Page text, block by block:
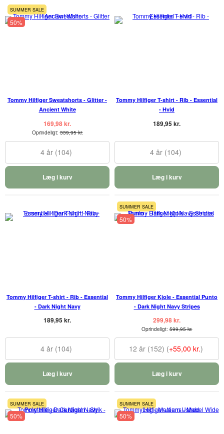
SUMMER SALE
50%
Tommy Hilfiger Sweatshorts - Glitter -
Ancient White
169,98 kr.
Oprindeligt:339,95 kr.
4 år (104)
Læg i kurv
Tommy Hilfiger T-shirt - Rib - Essential
- Hvid
189,95 kr.
4 år (104)
Læg i kurv
Tommy Hilfiger T-shirt - Rib - Essential
- Dark Night Navy
189,95 kr.
4 år (104)
Læg i kurv
SUMMER SALE
50%
Tommy Hilfiger Kjole - Essential Punto
- Dark Night Navy Stripes
299,98 kr.
Oprindeligt:599,95 kr.
12 år (152) (+55,00 kr.)
Læg i kurv
SUMMER SALE
50%
SUMMER SALE
50%